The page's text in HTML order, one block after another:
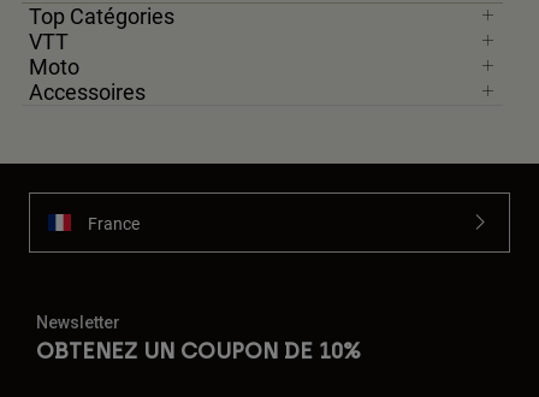
Top Catégories
VTT
Moto
Accessoires
France
Newsletter
OBTENEZ UN COUPON DE 10%